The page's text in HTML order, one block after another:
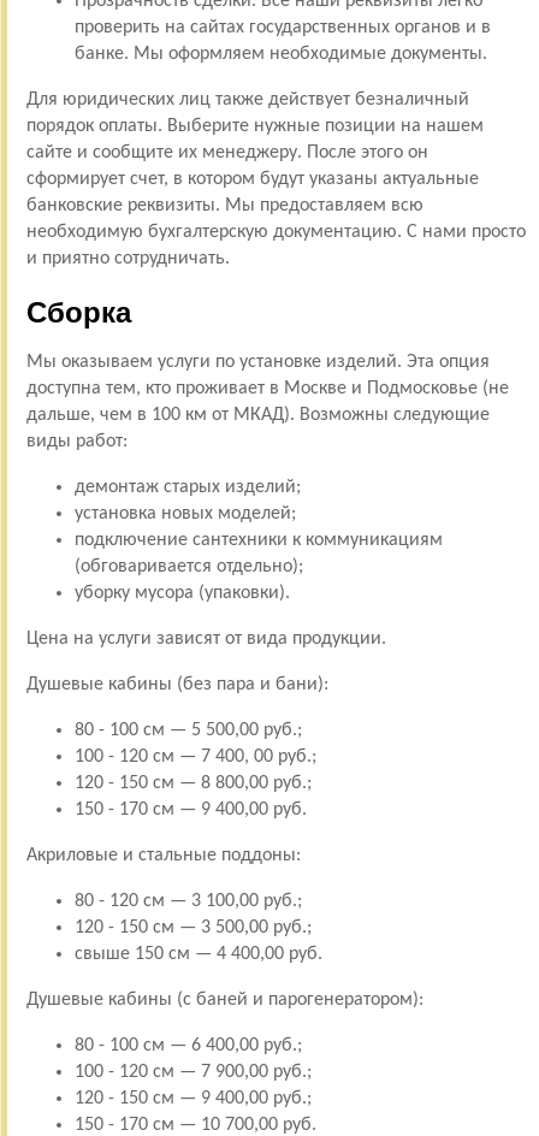
проверить на сайтах государственных органов и в
банке. Мы оформляем необходимые документы.
Для юридических лиц также действует безналичный
порядок оплаты. Выберите нужные позиции на нашем
сайте и сообщите их менеджеру. После этого он
сформирует счет, в котором будут указаны актуальные
банковские реквизиты. Мы предоставляем всю
необходимую бухгалтерскую документацию. С нами просто
и приятно сотрудничать.
Сборка
Мы оказываем услуги по установке изделий. Эта опция
доступна тем, кто проживает в Москве и Подмосковье (не
дальше, чем в 100 км от МКАД). Возможны следующие
виды работ:
демонтаж старых изделий;
установка новых моделей;
подключение сантехники к коммуникациям
(обговаривается отдельно);
уборку мусора (упаковки).
Цена на услуги зависят от вида продукции.
Душевые кабины (без пара и бани):
80 - 100 см — 5 500,00 руб.;
100 - 120 см — 7 400, 00 руб.;
120 - 150 см — 8 800,00 руб.;
150 - 170 см — 9 400,00 руб.
Акриловые и стальные поддоны:
80 - 120 см — 3 100,00 руб.;
120 - 150 см — 3 500,00 руб.;
свыше 150 см — 4 400,00 руб.
Душевые кабины (с баней и парогенератором):
80 - 100 см — 6 400,00 руб.;
100 - 120 см — 7 900,00 руб.;
120 - 150 см — 9 400,00 руб.;
150 - 170 см — 10 700,00 руб.